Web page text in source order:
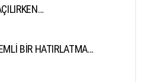
BİR HATIRLATMA…